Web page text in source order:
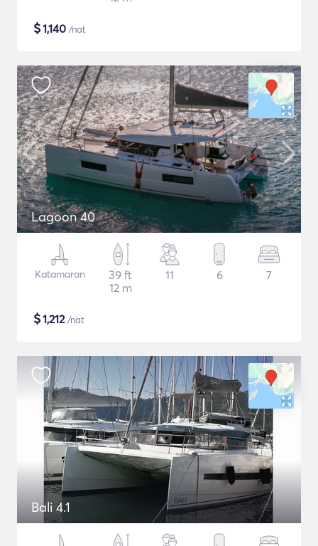
$1,140 /nat
Lagoon 40
Katamaran
39 ft
12 m
11 6 7
$1,212/nat
Bali 4.1